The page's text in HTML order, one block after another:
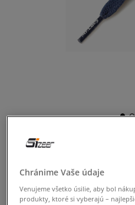
MR. LACY ŠNÚRKY
0.0(0 )
Chránime Vaše údaje
Venujeme všetko úsilie, aby bol
produkty, ktoré si vyberajú –